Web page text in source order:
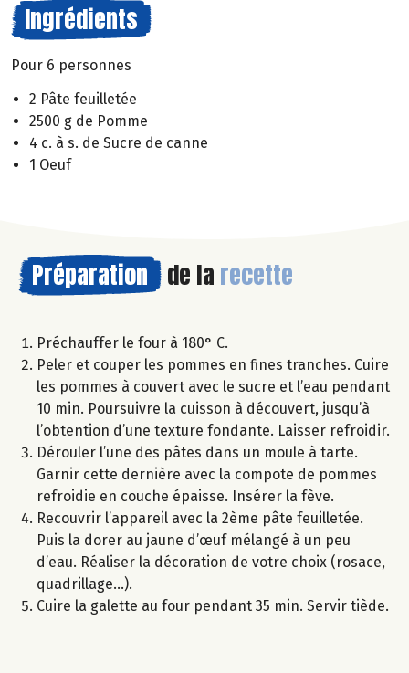
Ingrédients
Pour 6 personnes
2 Pâte feuilletée
2500 g de Pomme
4 c. à s. de Sucre de canne
1 Oeuf
Préparation de la recette
Préchauffer le four à 180° C.
Peler et couper les pommes en fines tranches. Cuire
les pommes à couvert avec le sucre et l’eau pendant
10 min. Poursuivre la cuisson à découvert, jusqu’à
l’obtention d’une texture fondante. Laisser refroidir.
Dérouler l’une des pâtes dans un moule à tarte.
Garnir cette dernière avec la compote de pommes
refroidie en couche épaisse. Insérer la fève.
Recouvrir l’appareil avec la 2ème pâte feuilletée.
Puis la dorer au jaune d’œuf mélangé à un peu
d’eau. Réaliser la décoration de votre choix (rosace,
quadrillage...).
Cuire la galette au four pendant 35 min. Servir tiède.